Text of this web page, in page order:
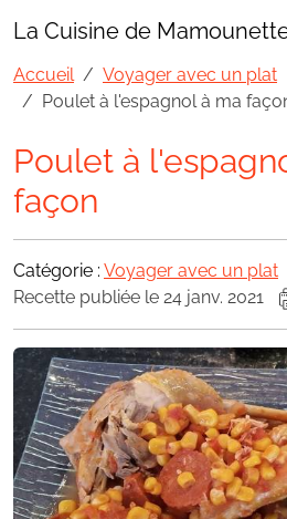
La Cuisine de
Accueil
Voyager avec un plat
Poulet à l'espagnol à ma
Poulet à
façon
Catégorie : Voyager avec un plat
Recette publiée le 24 janv. 2021